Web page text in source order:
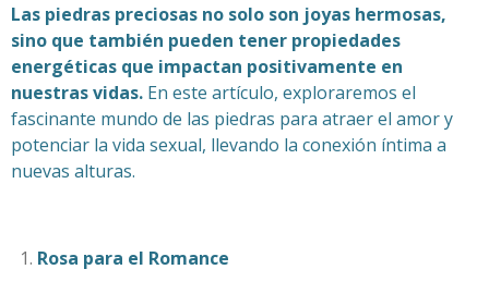
Las piedras preciosas no solo son joyas hermosas,
sino que también pueden tener propiedades
energéticas que impactan positivamente en
nuestras vidas. En este artículo, exploraremos el
fascinante mundo de las piedras para atraer el amor y
potenciar la vida sexual, llevando la conexión íntima a
nuevas alturas.
Rosa para el Romance